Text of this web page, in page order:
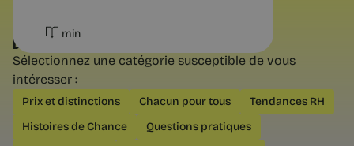
Conseils et Exercices
L’argent n’est jamais le sujet |
Chance
min
DÉCOUVREZ NOS AUTRES CATÉGORIES
Sélectionnez une catégorie susceptible de vous
intéresser :
Prix et distinctions Chacun pour tous
Tendances RH
Histoires de Chance
Questions pratiques